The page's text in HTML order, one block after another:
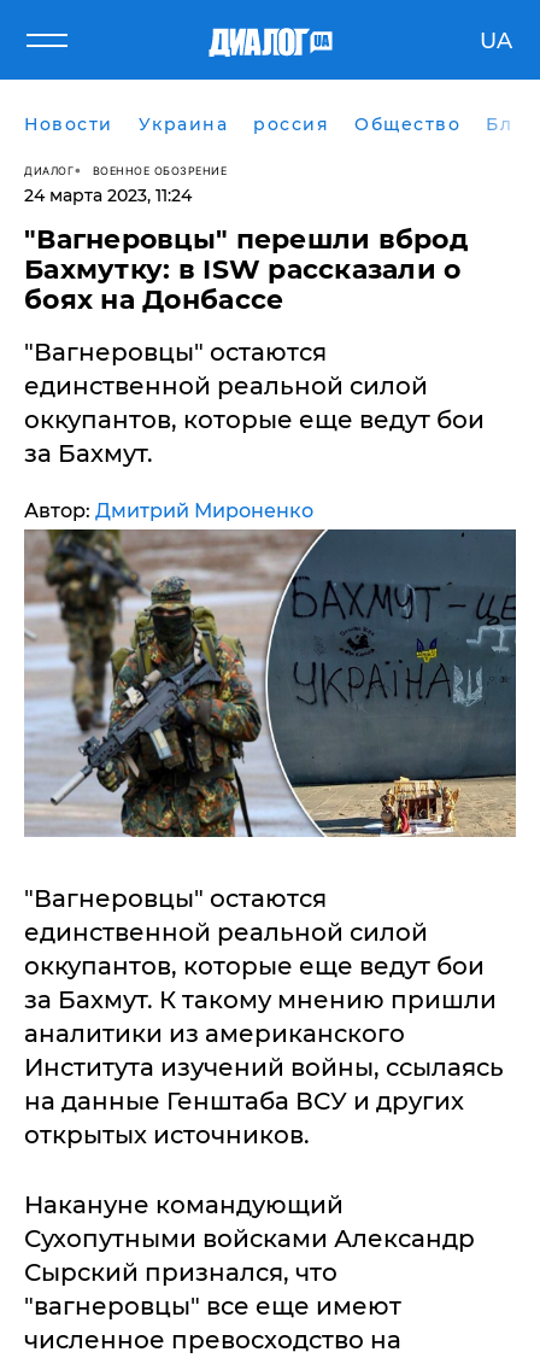
UA
Новости Украина россия Общество
ДИАЛОГ ВОЕННОЕ ОБОЗРЕНИЕ
24 марта 2023, 11:24
​"Вагнеровцы" перешли вброд
Бахмутку: в ISW рассказали о
боях на Донбассе
"Вагнеровцы" остаются
единственной реальной силой
оккупантов, которые еще ведут бои
за Бахмут.
Автор: Дмитрий Мироненко
"Вагнеровцы" остаются
единственной реальной силой
оккупантов, которые еще ведут бои
за Бахмут. К такому мнению пришли
аналитики из американского
Института изучений войны, ссылаясь
на данные Генштаба ВСУ и других
открытых источников.
Накануне командующий
Сухопутными войсками Александр
Сырский признался, что
"вагнеровцы" все еще имеют
численное превосходство на